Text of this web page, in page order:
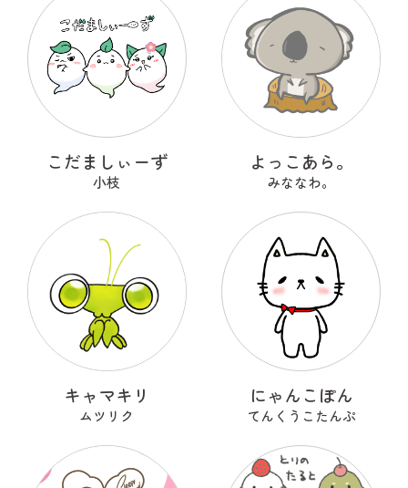
こだましぃーず
小枝
よっこあら。
みななわ。
キャマキリ
ムツリク
にゃんこぽん
てんくうこたんぷ